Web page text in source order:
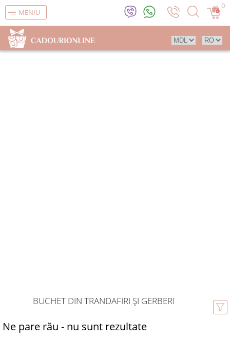
MENIU
0
BUCHET DIN TRANDAFIRI ȘI GERBERI
Ne pare rău - nu sunt rezultate